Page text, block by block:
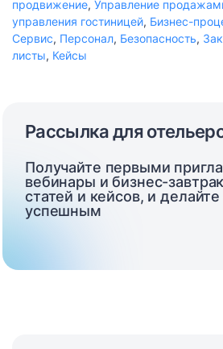
продвижение, Управление
управления гостиницей, Бизнес-
Сервис, Персонал, Безопасность,
листы, Кейсы
Рассылка для
Получайте первыми
вебинары и бизнес-
статей и кейсов, и
успешным